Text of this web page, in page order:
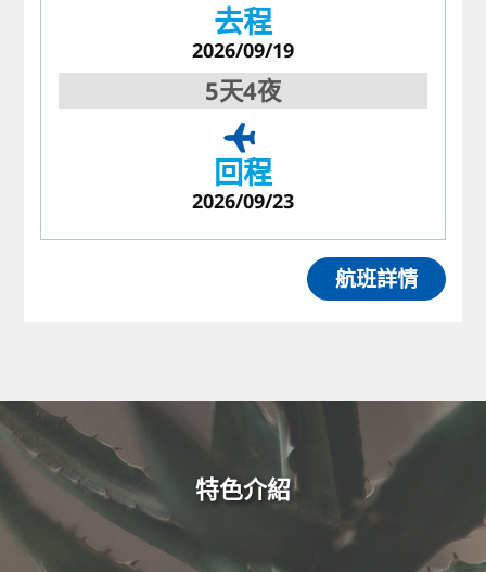
去程
2026/09/19
5天4夜
回程
2026/09/23
航班詳情
特色介紹